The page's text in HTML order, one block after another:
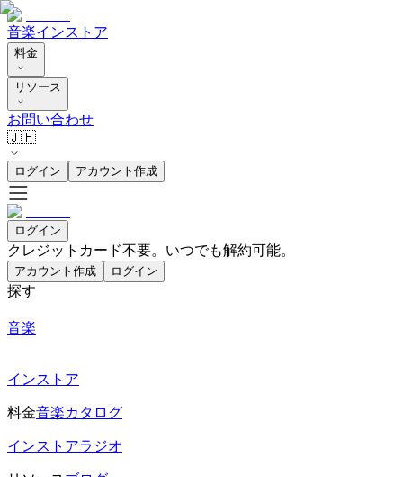
音楽インストア
料金
リソース
お問い合わせ
🇯🇵
ログイン アカウント作成
ログイン
クレジットカード不要。いつでも解約可能。
アカウント作成 ログイン
探す
音楽
インストア
料金音楽カタログ
インストアラジオ